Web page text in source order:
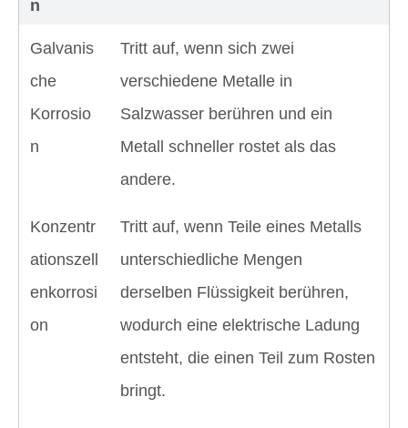
n
Galvanis
che
Korrosio
n
Tritt auf, wenn sich zwei
verschiedene Metalle in
Salzwasser berühren und ein
Metall schneller rostet als das
andere.
Konzentr
ationszell
enkorrosi
on
Tritt auf, wenn Teile eines Metalls
unterschiedliche Mengen
derselben Flüssigkeit berühren,
wodurch eine elektrische Ladung
entsteht, die einen Teil zum Rosten
bringt.